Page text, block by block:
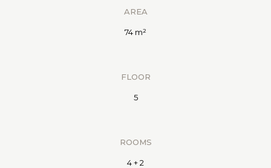
AREA
74 m²
FLOOR
5
ROOMS
4 + 2